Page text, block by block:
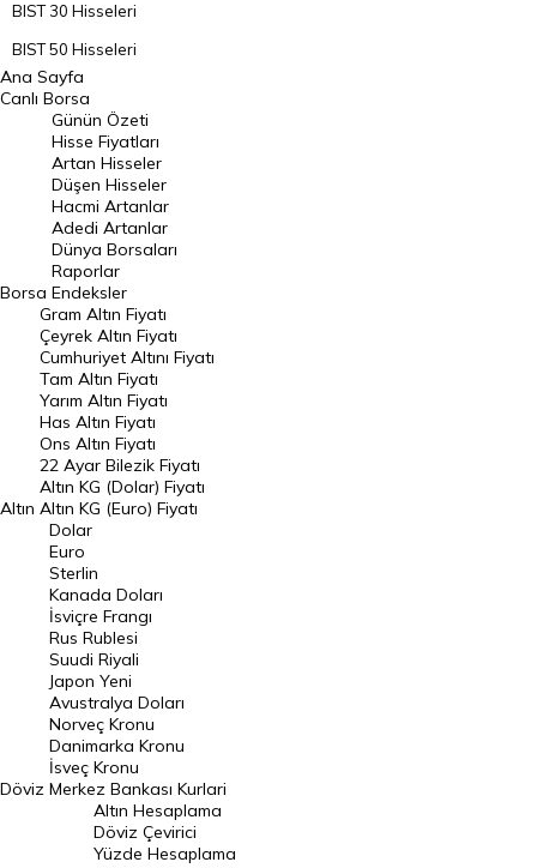
BIST 30 Hisseleri
BIST 50 Hisseleri
BIST 100 Hisseleri
En Çok Artan Hisseler
En Çok Düşen Hisseler
Hacmi Artanlar
Geçmiş Kapanışlar
Dünya Borsaları
Raporlar
Endeksler
DÖVİZ
Döviz Kuru
Dolar Kuru
Euro Kuru
Pound Kuru
Frank Kuru
Riyal Kuru
Avustralya Doları
Danimarka Kronu Kuru
Kanada Doları Kuru
Norveç Kronu Kuru
İsveç Kronu Kuru
Ana Sayfa
Canlı Borsa
Borsa
Günün Özeti
Hisse Fiyatları
Artan Hisseler
Düşen Hisseler
Hacmi Artanlar
Adedi Artanlar
Dünya Borsaları
Raporlar
Endeksler
Altın
Gram Altın Fiyatı
Çeyrek Altın Fiyatı
Cumhuriyet Altını Fiyatı
Tam Altın Fiyatı
Yarım Altın Fiyatı
Has Altın Fiyatı
Ons Altın Fiyatı
22 Ayar Bilezik Fiyatı
Altın KG (Dolar) Fiyatı
Altın KG (Euro) Fiyatı
Döviz
Dolar
Euro
Sterlin
Kanada Doları
İsviçre Frangı
Rus Rublesi
Suudi Riyali
Japon Yeni
Avustralya Doları
Norveç Kronu
Danimarka Kronu
İsveç Kronu
Merkez Bankası Kurlari
Altın Hesaplama
Döviz Çevirici
Yüzde Hesaplama